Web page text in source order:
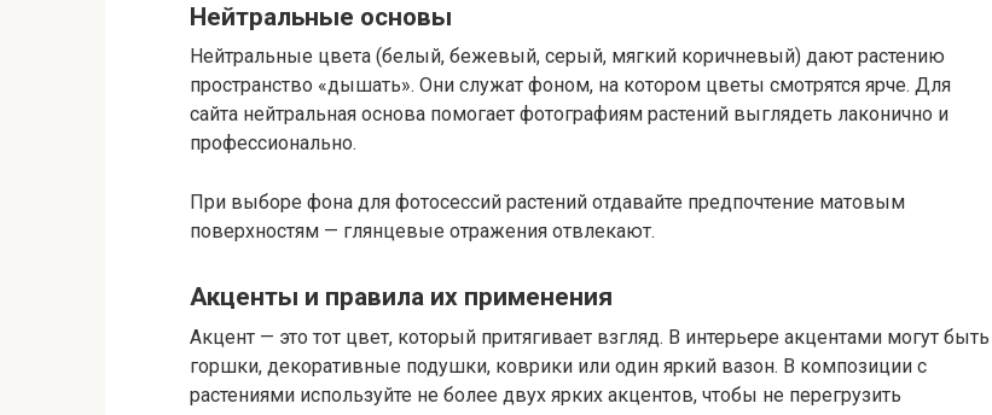
Нейтральные основы
Нейтральные цвета (белый, бежевый, серый, мягкий коричневый) дают растению
пространство «дышать». Они служат фоном, на котором цветы смотрятся ярче. Для
сайта нейтральная основа помогает фотографиям растений выглядеть лаконично и
профессионально.
При выборе фона для фотосессий растений отдавайте предпочтение матовым
поверхностям — глянцевые отражения отвлекают.
Акценты и правила их применения
Акцент — это тот цвет, который притягивает взгляд. В интерьере акцентами могут быть
горшки, декоративные подушки, коврики или один яркий вазон. В композиции с
растениями используйте не более двух ярких акцентов, чтобы не перегрузить